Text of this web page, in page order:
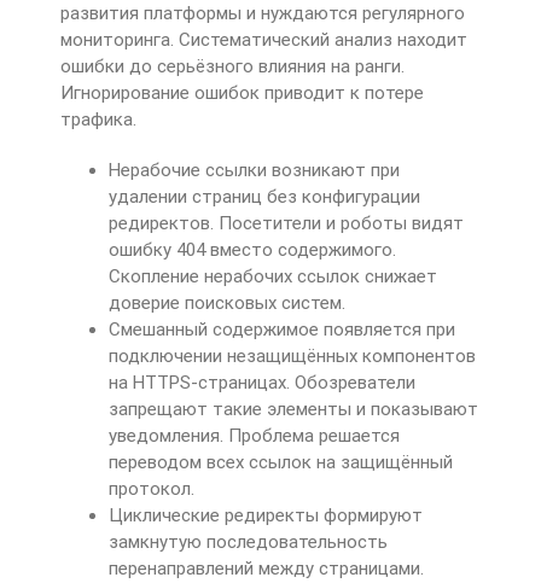
развития платформы и нуждаются регулярного
мониторинга. Систематический анализ находит
ошибки до серьёзного влияния на ранги.
Игнорирование ошибок приводит к потере
трафика.
Нерабочие ссылки возникают при
удалении страниц без конфигурации
редиректов. Посетители и роботы видят
ошибку 404 вместо содержимого.
Скопление нерабочих ссылок снижает
доверие поисковых систем.
Смешанный содержимое появляется при
подключении незащищённых компонентов
на HTTPS-страницах. Обозреватели
запрещают такие элементы и показывают
уведомления. Проблема решается
переводом всех ссылок на защищённый
протокол.
Циклические редиректы формируют
замкнутую последовательность
перенаправлений между страницами.